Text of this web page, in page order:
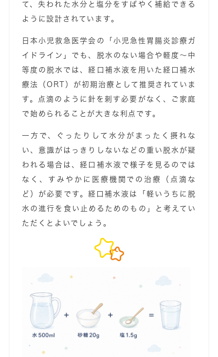
て、失われた水分と塩分をすばやく補給できる
ように設計されています。
日本小児救急医学会の「小児急性胃腸炎診療ガ
イドライン」でも、脱水のない場合や軽度〜中
等度の脱水では、経口補水液を用いた経口補水
療法（ORT）が初期治療として推奨されていま
す。点滴のように針を刺す必要がなく、ご家庭
で始められることが大きな利点です。
一方で、ぐったりして水分がまったく摂れな
い、意識がはっきりしないなどの重い脱水が疑
われる場合は、経口補水液で様子を見るのでは
なく、すみやかに医療機関での治療（点滴な
ど）が必要です。経口補水液は「軽いうちに脱
水の進行を食い止めるためのもの」と考えてい
ただくとよいでしょう。